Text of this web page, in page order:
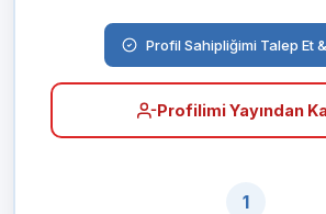
Profil Sahipliğimi Talep Et
Profilimi Yayından
1